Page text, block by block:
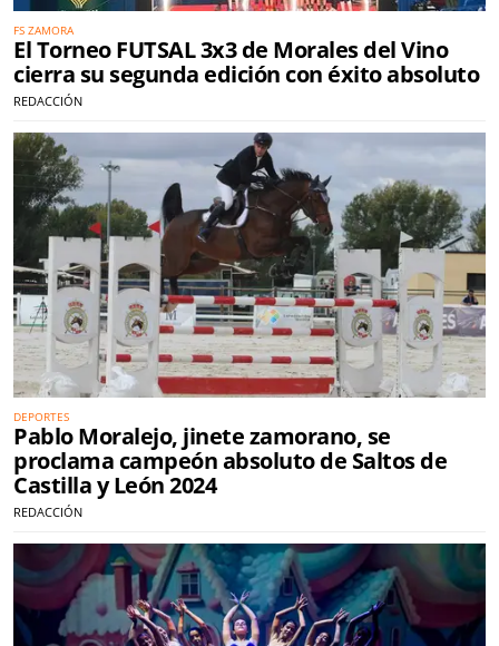
FS ZAMORA
El Torneo FUTSAL 3x3 de Morales del Vino
cierra su segunda edición con éxito absoluto
REDACCIÓN
DEPORTES
Pablo Moralejo, jinete zamorano, se
proclama campeón absoluto de Saltos de
Castilla y León 2024
REDACCIÓN